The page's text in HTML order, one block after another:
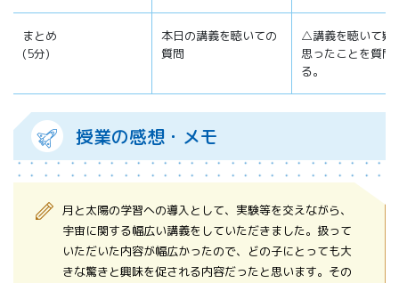
まとめ
(5分)
本日の講義を聴いての
質問
△講義を聴いて疑
思ったことを質問
る。
授業の感想・メモ
月と太陽の学習への導入として、実験等を交えながら、
宇宙に関する幅広い講義をしていただきました。扱って
いただいた内容が幅広かったので、どの子にとっても大
きな驚きと興味を促される内容だったと思います。その